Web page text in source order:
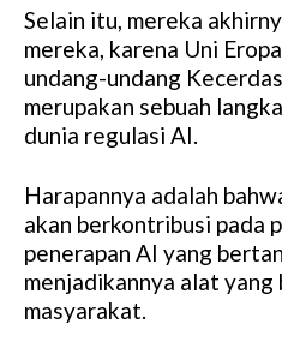
Selain itu, mereka
mereka, karena Uni
undang-undang
merupakan sebuah
dunia regulasi AI.
Harapannya adalah
akan berkontribusi pada
penerapan AI yang
menjadikannya alat yang
masyarakat.